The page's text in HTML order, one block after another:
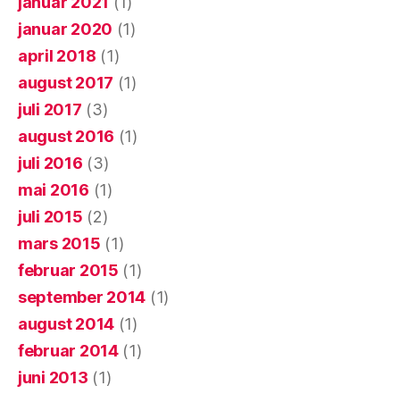
januar 2020 (1)
april 2018 (1)
august 2017 (1)
juli 2017 (3)
august 2016 (1)
juli 2016 (3)
mai 2016 (1)
juli 2015 (2)
mars 2015 (1)
februar 2015 (1)
september 2014 (1)
august 2014 (1)
februar 2014(1)
juni 2013 (1)